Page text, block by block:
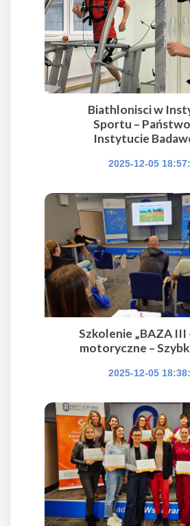
Biathlonisci w
Sportu –
Instytucie
2025-12-05
Szkolenie „BAZA III
motoryczne –
2025-12-05